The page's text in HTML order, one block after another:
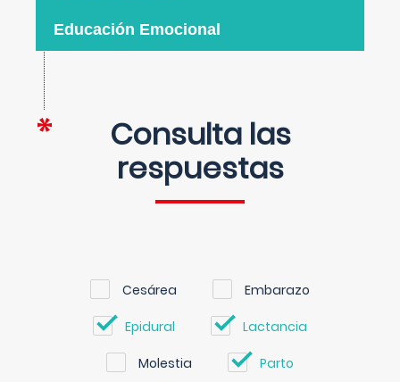
Educación Emocional
Consulta las
respuestas
Cesárea Embarazo
Epidural Lactancia
Molestia Parto